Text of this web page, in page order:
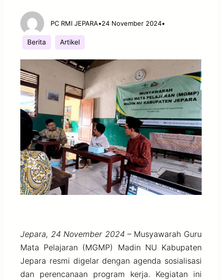
PC RMI JEPARA•24 November 2024•
Berita Artikel
Jepara, 24 November 2024 – Musyawarah Guru
Mata Pelajaran (MGMP) Madin NU Kabupaten
Jepara resmi digelar dengan agenda sosialisasi
dan perencanaan program kerja. Kegiatan ini